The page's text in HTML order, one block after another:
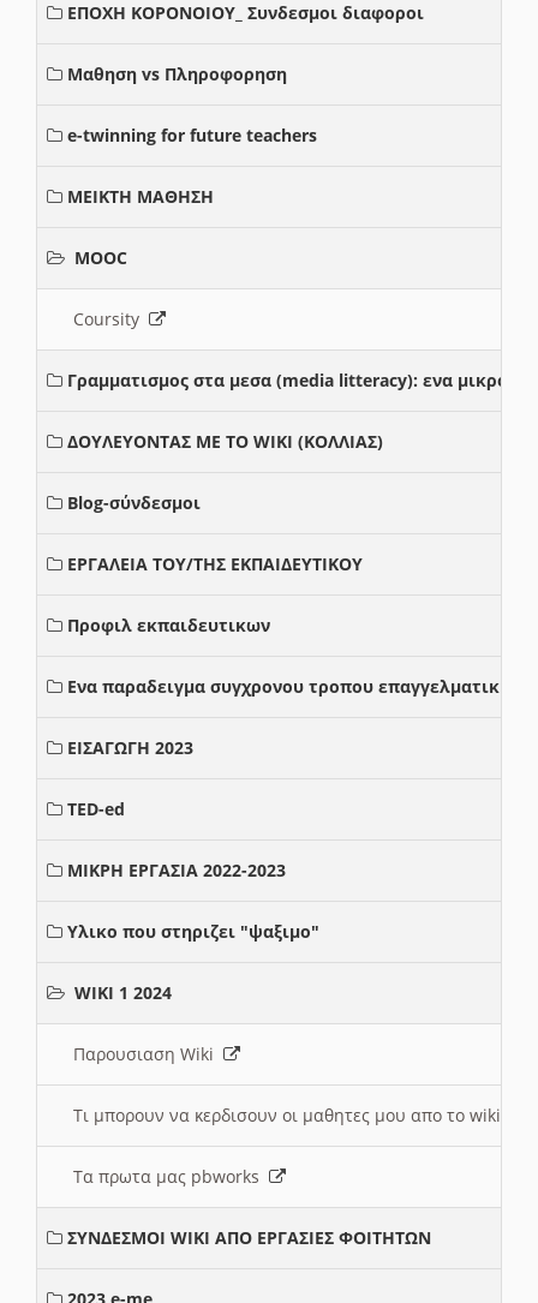
ΕΠΟΧΗ ΚΟΡΟΝΟΙΟΥ_ Συνδεσμοι διαφοροι
Μαθηση vs Πληροφορηση
e-twinning for future teachers
ΜΕΙΚΤΗ ΜΑΘΗΣΗ
MOOC
Coursity
Γραμματισμος στα μεσα (media litteracy): ενα μικρο
ΔΟΥΛΕΥΟΝΤΑΣ ΜΕ ΤΟ WIKI (ΚΟΛΛΙΑΣ)
Blog-σύνδεσμοι
ΕΡΓΑΛΕΙΑ ΤΟΥ/ΤΗΣ ΕΚΠΑΙΔΕΥΤΙΚΟΥ
Προφιλ εκπαιδευτικων
Ενα παραδειγμα συγχρονου τροπου επαγγελματικης
ΕΙΣΑΓΩΓΗ 2023
TED-ed
ΜΙΚΡΗ ΕΡΓΑΣΙΑ 2022-2023
Υλικο που στηριζει "ψαξιμο"
WIKI 1 2024
Παρουσιαση Wiki
Τι μπορουν να κερδισουν οι μαθητες μου απο το wiki
Τα πρωτα μας pbworks
ΣΥΝΔΕΣΜΟΙ WIKI ΑΠΟ ΕΡΓΑΣΙΕΣ ΦΟΙΤΗΤΩΝ